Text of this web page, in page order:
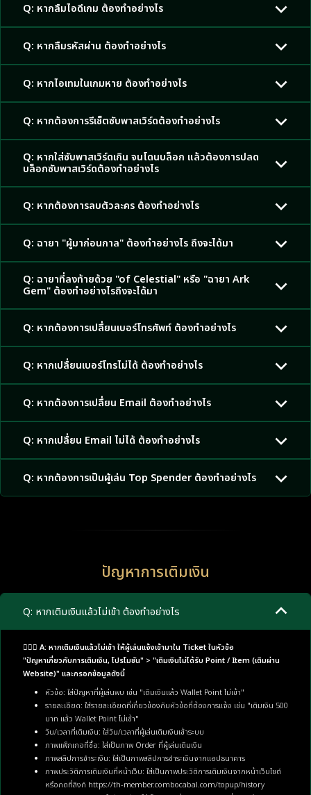
Q: หากลืมไอดีเกม ต้องทำอย่างไร
Q: หากลืมรหัสผ่าน ต้องทำอย่างไร
Q: หากไอเทมในเกมหาย ต้องทำอย่างไร
Q: หากต้องการรีเซ็ตซับพาสเวิร์ดต้องทำอย่างไร
Q: หากใส่ซับพาสเวิร์ดเกิน จนโดนบล็อก แล้วต้องการปลด
บล็อกซับพาสเวิร์ดต้องทำอย่างไร
Q: หากต้องการลบตัวละคร ต้องทำอย่างไร
Q: ฉายา "ผู้มาก่อนกาล" ต้องทำอย่างไร ถึงจะได้มา
Q: ฉายาที่ลงท้ายด้วย "of Celestial" หรือ "ฉายา Ark
Gem" ต้องทำอย่างไรถึงจะได้มา
Q: หากต้องการเปลื่ยนเบอร์โทรศัพท์ ต้องทำอย่างไร
Q: หากเปลื่ยนเบอร์โทรไม่ได้ ต้องทำอย่างไร
Q: หากต้องการเปลื่ยน Email ต้องทำอย่างไร
Q: หากเปลื่ยน Email ไม่ได้ ต้องทำอย่างไร
Q: หากต้องการเป็นผู้เล่น Top Spender ต้องทำอย่างไร
ปัญหาการเติมเงิน
Q: หากเติมเงินแล้วไม่เข้า ต้องทำอย่างไร
🙋🏼‍♂️ A: หากเติมเงินแล้วไม่เข้า ให้ผู้เล่นแจ้งเข้ามาใน Ticket ในหัวข้อ
"ปัญหาเกี่ยวกับการเติมเงิน, โปรโมชัน" > "เติมเงินไม่ได้รับ Point / Item (เติมผ่าน
Website)" และกรอกข้อมูลดังนี้
หัวข้อ: ใส่ปัญหาที่ผู้เล่นพบ เช่น "เติมเงินแล้ว Wallet Point ไม่เข้า"
รายละเอียด: ใส่รายละเอียดที่เกี่ยวข้องกับหัวข้อที่ต้องการแจ้ง เช่น "เติมเงิน 500
บาท แล้ว Wallet Point ไม่เข้า"
วัน/เวลาที่เติมเงิน: ใส่วัน/เวลาที่ผู้เล่นเติมเงินเข้าระบบ
ภาพแพ็กเกจที่ซื้อ: ใส่เป็นภาพ Order ที่ผู้เล่นเติมเงิน
ภาพสลิปการชำระเงิน: ใส่เป็นภาพสลิปการชำระเงินจากแอปธนาคาร
ภาพประวัติการเติมเงินที่หน้าเว็บ: ใส่เป็นภาพประวัติการเติมเงินจากหน้าเว็บไซต์
หรือกดที่ลิงก์ https://th-member.combocabal.com/topup/history